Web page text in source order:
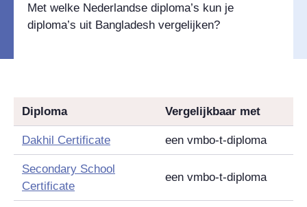
Met welke Nederlandse diploma’s kun je
diploma’s uit Bangladesh vergelijken?
Diploma Vergelijkbaar met
Dakhil Certificate een vmbo-t-diploma
Secondary School
Certificate
een vmbo-t-diploma